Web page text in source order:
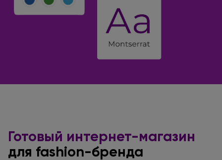
Готовый интернет-магазин
для fashion-бренда